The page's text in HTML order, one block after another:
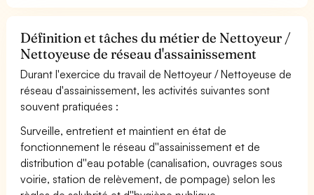
Définition et tâches du métier de Nettoyeur /
Nettoyeuse de réseau d'assainissement
Durant l'exercice du travail de Nettoyeur / Nettoyeuse de
réseau d'assainissement, les activités suivantes sont
souvent pratiquées :
Surveille, entretient et maintient en état de
fonctionnement le réseau d''assainissement et de
distribution d''eau potable (canalisation, ouvrages sous
voirie, station de relèvement, de pompage) selon les